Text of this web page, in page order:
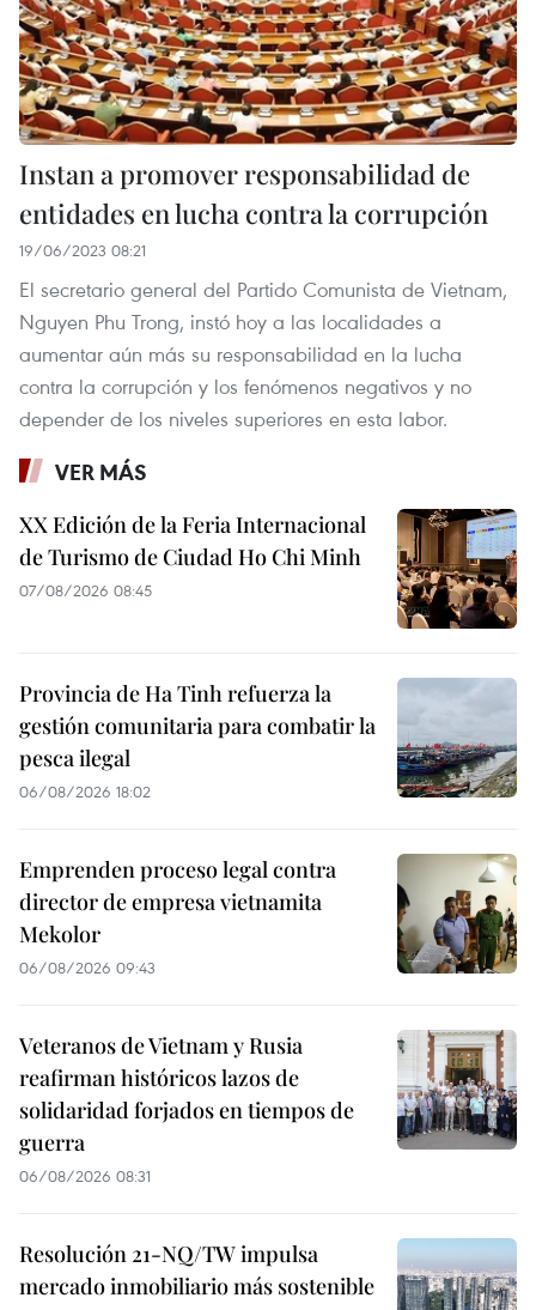
Instan a promover responsabilidad de
entidades en lucha contra la corrupción
19/06/2023 08:21
El secretario general del Partido Comunista de Vietnam,
Nguyen Phu Trong, instó hoy a las localidades a
aumentar aún más su responsabilidad en la lucha
contra la corrupción y los fenómenos negativos y no
depender de los niveles superiores en esta labor.
VER MÁS
XX Edición de la Feria Internacional
de Turismo de Ciudad Ho Chi Minh
07/08/2026 08:45
Provincia de Ha Tinh refuerza la
gestión comunitaria para combatir la
pesca ilegal
06/08/2026 18:02
Emprenden proceso legal contra
director de empresa vietnamita
Mekolor
06/08/2026 09:43
Veteranos de Vietnam y Rusia
reafirman históricos lazos de
solidaridad forjados en tiempos de
guerra
06/08/2026 08:31
Resolución 21-NQ/TW impulsa
mercado inmobiliario más sostenible